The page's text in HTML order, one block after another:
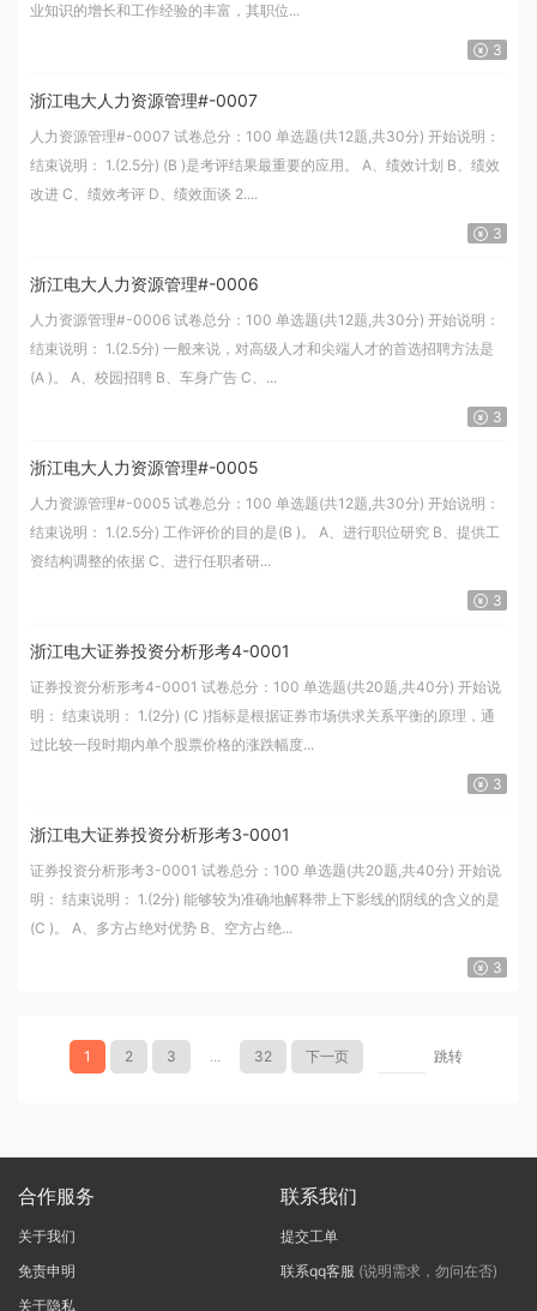
业知识的增长和工作经验的丰富，其职位...
3
浙江电大人力资源管理#-0007
人力资源管理#-0007 试卷总分：100 单选题(共12题,共30分) 开始说明：
结束说明： 1.(2.5分) (B )是考评结果最重要的应用。 A、绩效计划 B、绩效
改进 C、绩效考评 D、绩效面谈 2....
3
浙江电大人力资源管理#-0006
人力资源管理#-0006 试卷总分：100 单选题(共12题,共30分) 开始说明：
结束说明： 1.(2.5分) 一般来说，对高级人才和尖端人才的首选招聘方法是
(A )。 A、校园招聘 B、车身广告 C、...
3
浙江电大人力资源管理#-0005
人力资源管理#-0005 试卷总分：100 单选题(共12题,共30分) 开始说明：
结束说明： 1.(2.5分) 工作评价的目的是(B )。 A、进行职位研究 B、提供工
资结构调整的依据 C、进行任职者研...
3
浙江电大证券投资分析形考4-0001
证券投资分析形考4-0001 试卷总分：100 单选题(共20题,共40分) 开始说
明： 结束说明： 1.(2分) (C )指标是根据证券市场供求关系平衡的原理，通
过比较一段时期内单个股票价格的涨跌幅度...
3
浙江电大证券投资分析形考3-0001
证券投资分析形考3-0001 试卷总分：100 单选题(共20题,共40分) 开始说
明： 结束说明： 1.(2分) 能够较为准确地解释带上下影线的阴线的含义的是
(C )。 A、多方占绝对优势 B、空方占绝...
3
1 2 3 ... 32 下一页 跳转
合作服务
关于我们
免责申明
关于隐私
联系我们
提交工单
联系qq客服 (说明需求，勿问在否)